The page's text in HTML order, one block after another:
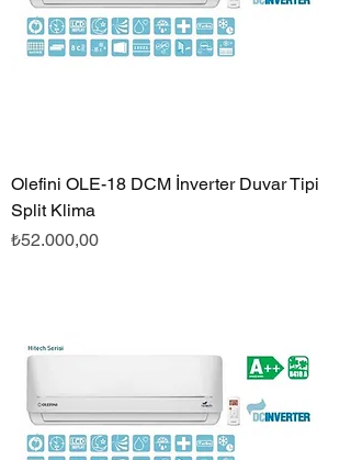
Olefini OLE-18 DCM İnverter Duvar Tipi
Split Klima
Fiyat
₺52.000,00